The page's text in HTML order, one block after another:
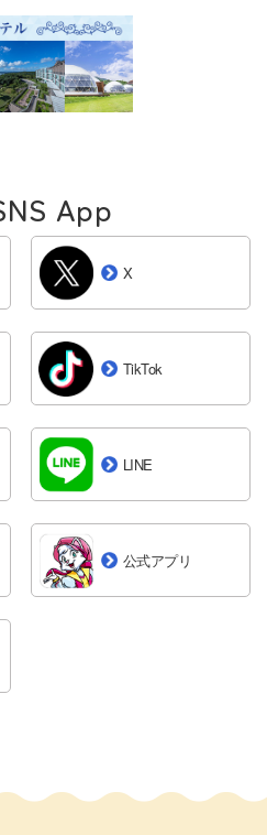
お知らせ
ジナルグッズ付き宿泊プラン
ブログ
上演について
お知らせ
き宿泊プランについて
お知らせ
ただく際のお願い
App
X
TikTok
LINE
公式アプリ